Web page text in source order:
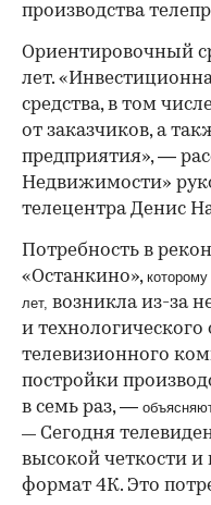
производства
Ориентировочный
лет.
средства, в том
от заказчиков, а
предприятия», —
Недвижимости»
телецентра Денис
Потребность в
«Останкино»,
лет, возникла из-за
и
телевизионного
постройки
в семь раз, — объясняю
— Сегодня
высокой четкости и
формат 4К. Это